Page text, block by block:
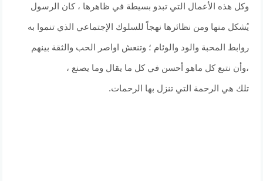
وكل هذه الأعمال التي تبدو بسيطة في ظاهرها ، كان الرسول
يُشكل منها ومن نظائرها نهجاً للسلوك الإجتماعي الذي تنموا به
روابط المحبة والود والوئام ؛ وتنعش اواصر الحب والثقة بينهم
،وأن نتبع كل ماهو أحسن في كل ما يقال وما يصنع ،
تلك هي الرحمة التي تنزل بها الرحمات.